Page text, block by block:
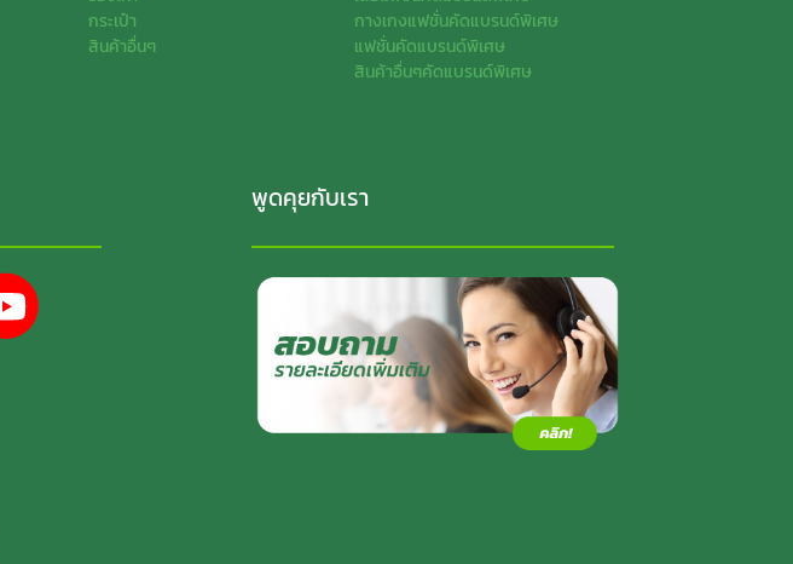
กระเป๋า
สินค้าอื่นๆ
กางเกงแฟชั่นคัดแบรนด์พิเศษ
แฟชั่นคัดแบรนด์พิเศษ
สินค้าอื่นๆคัดแบรนด์พิเศษ
พูดคุยกับเรา